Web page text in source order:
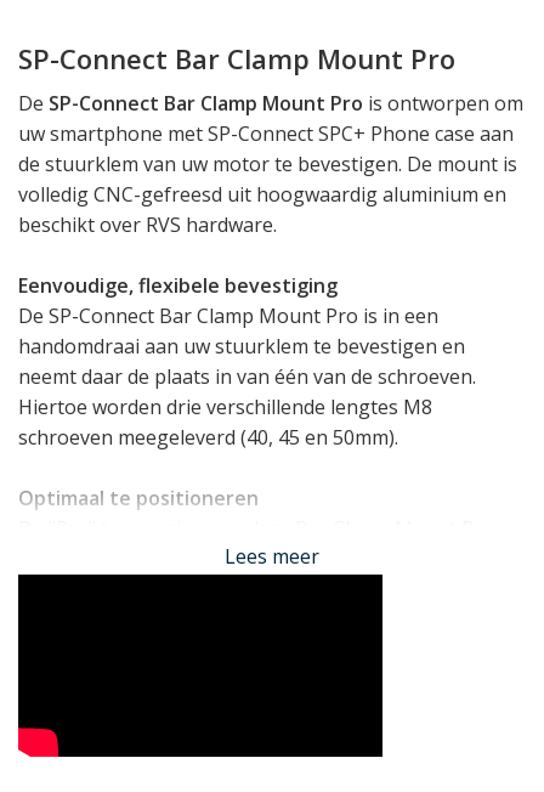
SP-Connect Bar Clamp Mount Pro
De SP-Connect Bar Clamp Mount Pro is ontworpen om
uw smartphone met SP-Connect SPC+ Phone case aan
de stuurklem van uw motor te bevestigen. De mount is
volledig CNC-gefreesd uit hoogwaardig aluminium en
beschikt over RVS hardware.
Eenvoudige, flexibele bevestiging
De SP-Connect Bar Clamp Mount Pro is in een
handomdraai aan uw stuurklem te bevestigen en
neemt daar de plaats in van één van de schroeven.
Hiertoe worden drie verschillende lengtes M8
schroeven meegeleverd (40, 45 en 50mm).
Optimaal te positioneren
duidt op de uitgebreide verstelmogelijkheden van de
is, kunt u uw telefoon met SP-Connect case (los
Lees meer